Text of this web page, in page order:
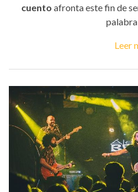
cuento afronta este fin de
palabra
Leer